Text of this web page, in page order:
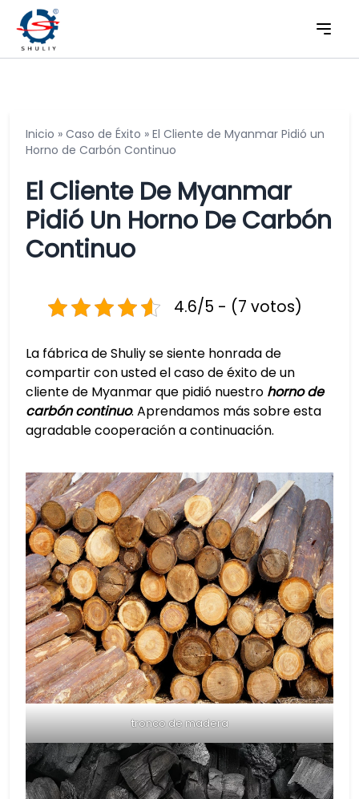
Inicio » Caso de Éxito » El Cliente de Myanmar Pidió un
Horno de Carbón Continuo
El Cliente De Myanmar
Pidió Un Horno De Carbón
Continuo
4.6/5 - (7 votos)
La fábrica de Shuliy se siente honrada de
compartir con usted el caso de éxito de un
cliente de Myanmar que pidió nuestro horno de
carbón continuo. Aprendamos más sobre esta
agradable cooperación a continuación.
tronco de madera